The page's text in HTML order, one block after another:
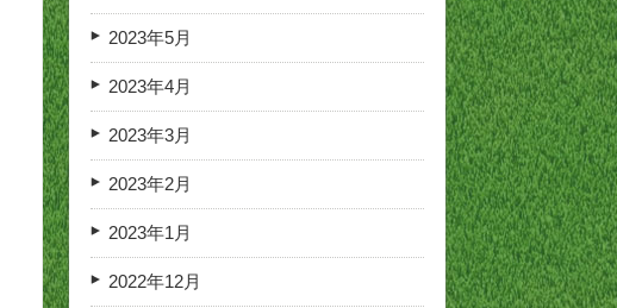
2023年5月
2023年4月
2023年3月
2023年2月
2023年1月
2022年12月